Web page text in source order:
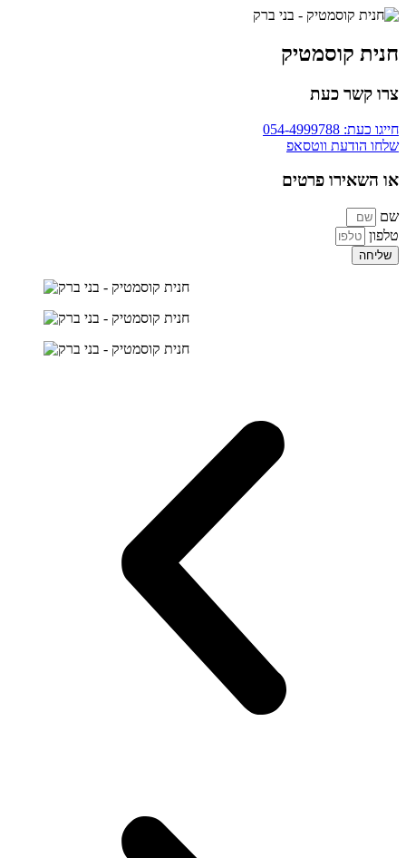
חנית קוסמטיק
צרו קשר כעת
חייגו כעת: 054-4999788
שלחו הודעת ווטסאפ
או השאירו פרטים
שם
טלפון
שליחה